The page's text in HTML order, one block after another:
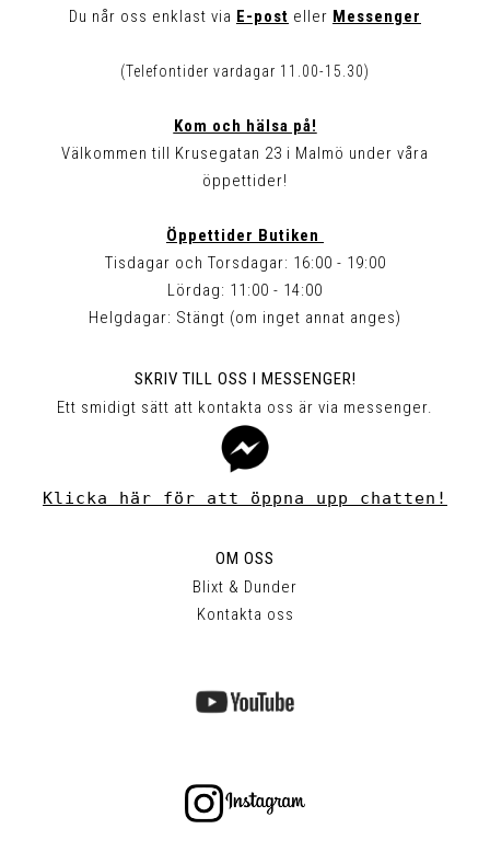
Du når oss enklast via E-post eller Messenger
(Telefontider vardagar 11.00-15.30)
Kom och hälsa på!
Välkommen till Krusegatan 23 i Malmö under våra
öppettider!
Öppettider Butiken
Tisdagar och Torsdagar: 16:00 - 19:00
Lördag: 11:00 - 14:00
Helgdagar: Stängt (om inget annat anges)
SKRIV TILL OSS I MESSENGER!
Ett smidigt sätt att kontakta oss är via messenger.
Klicka här för att öppna upp chatten!
OM OSS
Blixt & Dunder
Kontakta oss